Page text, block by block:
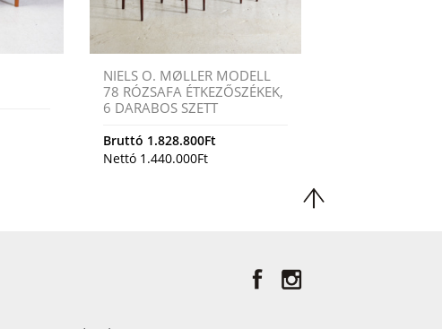
NIELS O. MØLLER MODELL
78 RÓZSAFA ÉTKEZŐSZÉKEK,
6 DARABOS SZETT
Bruttó 1.828.800Ft
Nettó 1.440.000Ft